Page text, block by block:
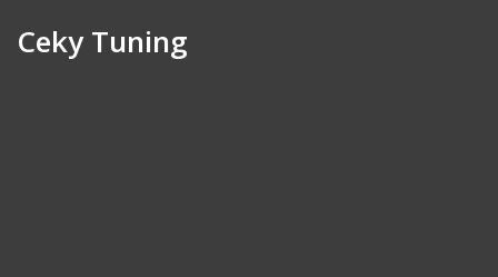
Ceky Tuning